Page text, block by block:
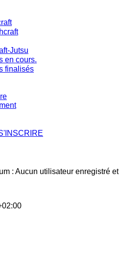
Jutsu
en cours.
finalisés
: Aucun utilisateur enregistré et